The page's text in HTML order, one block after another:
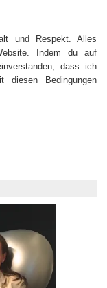
und Respekt. Alles
Indem du auf
dass ich
diesen Bedingungen